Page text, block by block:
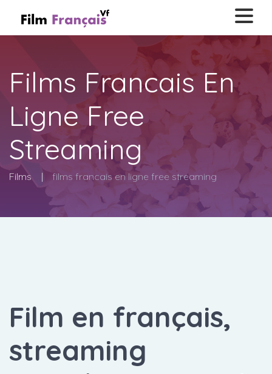
Films Francais En
Ligne Free
Streaming
Films films francais en ligne free streaming
Film en français,
streaming